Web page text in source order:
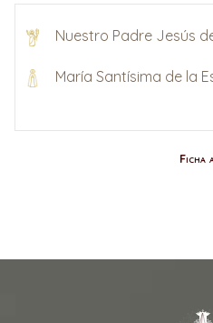
Nuestro Padre Jesús
María Santísima de la
Ficha